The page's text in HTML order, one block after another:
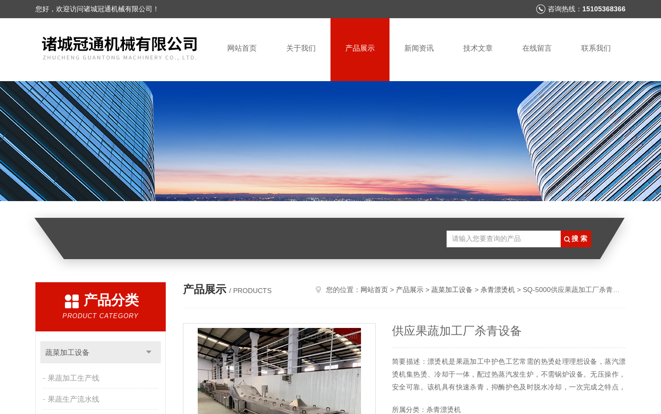
您好，欢迎访问诸城冠通机械有限公司！ 咨询热线： 15105368366
网站首页 关于我们 产品展示 新闻资讯 技术文章 在线留言 联系我们
产品分类
PRODUCT CATEGORY
蔬菜加工设备
果蔬加工生产线
果蔬生产流水线
产品展示 / PRODUCTS 您的位置： 网站首页 > 产品展示 > 蔬菜加工设备 > 杀青漂烫机 > SQ-5000供应果蔬加工厂杀青设备
供应果蔬加工厂杀青设备
简要描述：漂烫机是果蔬加工中护色工艺常需的热烫处理理想设备，蒸汽漂
烫机集热烫、冷却于一体，配过热蒸汽发生炉，不需锅炉设备。无压操作，
安全可靠。该机具有快速杀青，抑酶护色及时脱水冷却，一次完成之特点，
所属分类：杀青漂烫机